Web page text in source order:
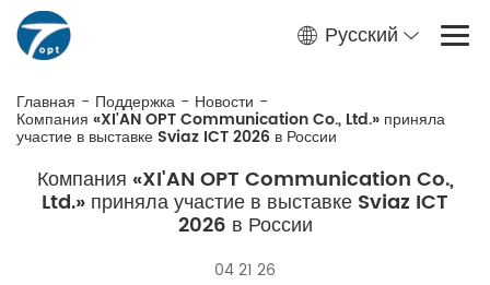
Русский
Главная - Поддержка - Новости -
Компания «XI'AN OPT Communication Co., Ltd.» приняла
участие в выставке Sviaz ICT 2026 в России
Компания «XI'AN OPT Communication Co.,
Ltd.» приняла участие в выставке Sviaz ICT
2026 в России
04 21 26